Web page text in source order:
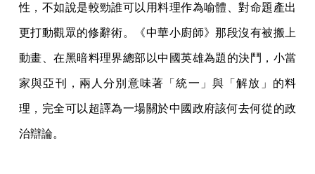
性，不如說是較勁誰可以用料理作為喻體、對命題產出
更打動觀眾的修辭術。《中華小廚師》那段沒有被搬上
動畫、在黑暗料理界總部以中國英雄為題的決鬥，小當
家與亞刊，兩人分別意味著「統一」與「解放」的料
理，完全可以超譯為一場關於中國政府該何去何從的政
治辯論。